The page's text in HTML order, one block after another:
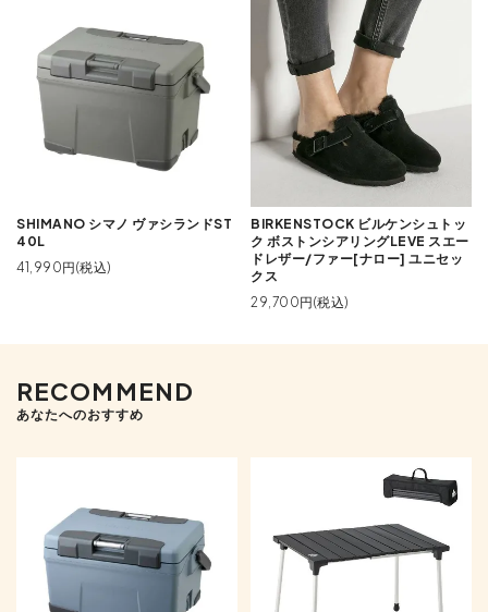
SHIMANO シマノ ヴァシランドST
40L
41,990円(税込)
BIRKENSTOCK ビルケンシュトッ
ク ボストンシアリングLEVE スエー
ドレザー/ファー[ナロー] ユニセッ
クス
29,700円(税込)
RECOMMEND
あなたへのおすすめ